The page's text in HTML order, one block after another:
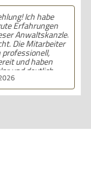
Ich habe
Erfahrungen
Anwaltskanzlei
Die Mitarbeiter
und haben
und deutlich
Ich bin mit der
sehr zufrieden
ihre